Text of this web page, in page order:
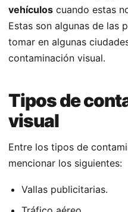
vehículos cuando estas
Estas son algunas de las
tomar en algunas
contaminación visual.
Tipos de
visual
Entre los tipos de
mencionar los siguientes:
Vallas publicitarias.